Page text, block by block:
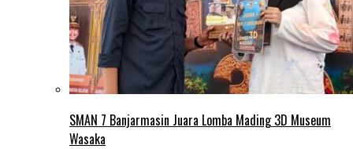
SMAN 7 Banjarmasin Juara Lomba Mading 3D Museum
Wasaka